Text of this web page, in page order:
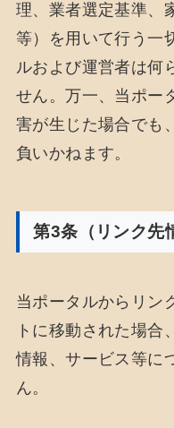
理、業者選定基準、
等）を用いて行う一
ルおよび運営者は何
せん。万一、当ポー
害が生じた場合でも
負いかねます。
第3条（リンク先
当ポータルからリン
トに移動された場合
情報、サービス等に
ん。